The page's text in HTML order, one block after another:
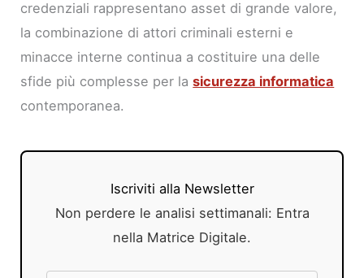
credenziali rappresentano asset di grande valore,
la combinazione di attori criminali esterni e
minacce interne continua a costituire una delle
sfide più complesse per lasicurezza informatica
contemporanea.
Iscriviti alla Newsletter
Non perdere le analisi settimanali: Entra
nella Matrice Digitale.